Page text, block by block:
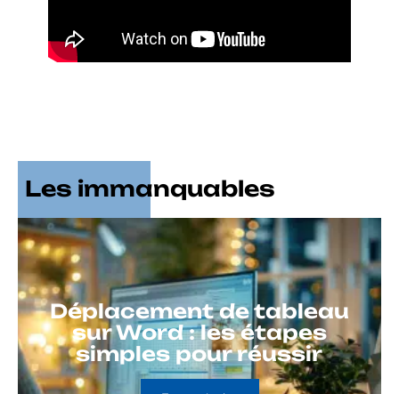
Les immanquables
Déplacement de tableau
sur Word : les étapes
simples pour réussir